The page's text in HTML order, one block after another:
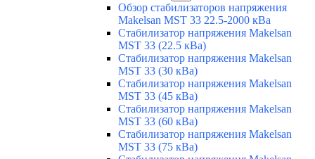
Обзор стабилизаторов напряжения
Makelsan MST 33 22.5-2000 кВа
Стабилизатор напряжения Makelsan
MST 33 (22.5 кВа)
Стабилизатор напряжения Makelsan
MST 33 (30 кВа)
Стабилизатор напряжения Makelsan
MST 33 (45 кВа)
Стабилизатор напряжения Makelsan
MST 33 (60 кВа)
Стабилизатор напряжения Makelsan
MST 33 (75 кВа)